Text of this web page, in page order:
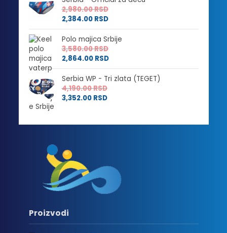
2,980.00RSD
2,384.00 RSD
Polo majica Srbije
3,580.00RSD
2,864.00 RSD
Serbia WP - Tri zlata (TEGET)
4,190.00RSD
3,352.00 RSD
Proizvodi